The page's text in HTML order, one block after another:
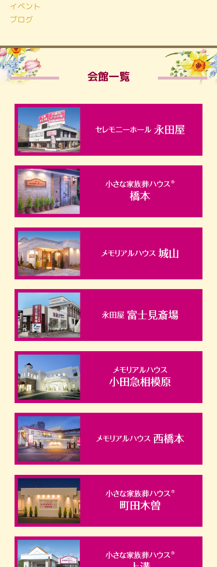
イベント
ブログ
会館一覧